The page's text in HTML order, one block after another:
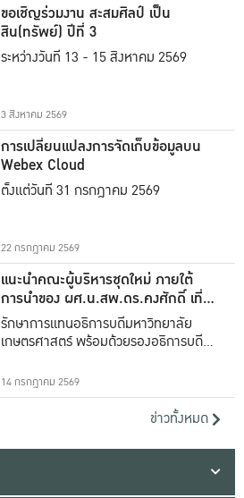
ขอเชิญร่วมงาน สะสมศิลป์ เป็น
สิน(ทรัพย์) ปีที่ 3
ระหว่างวันที่ 13 - 15 สิงหาคม 2569
3 สิงหาคม 2569
การเปลี่ยนแปลงการจัดเก็บข้อมูลบน
Webex Cloud
ตั้งแต่วันที่ 31 กรกฎาคม 2569
22 กรกฎาคม 2569
แนะนำคณะผู้บริหารชุดใหม่ ภายใต้
การนำของ ผศ.น.สพ.ดร.คงศักดิ์ เที่ยง
ธรรม
รักษาการแทนอธิการบดีมหาวิทยาลัย
เกษตรศาสตร์ พร้อมด้วยรองอธิการบดีทั้ง
14 กรกฎาคม 2569
ข่าวทั้งหมด